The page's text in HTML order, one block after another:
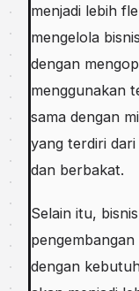
menjadi lebih
mengelola
dengan
menggunakan
sama dengan
yang terdiri
dan berbakat.
Selain itu,
dengan